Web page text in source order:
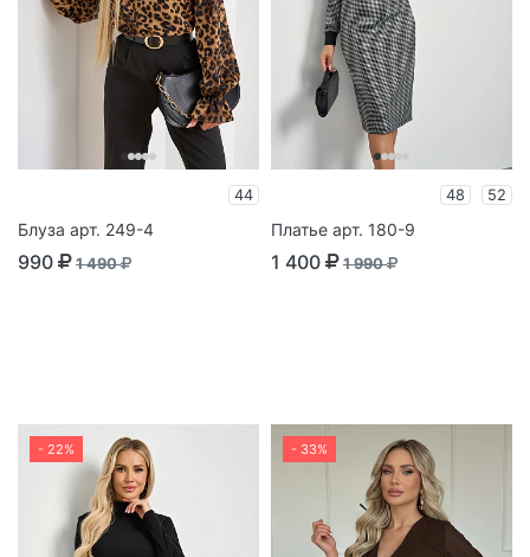
44
Блуза арт. 249-4
990 1 490
48 52
Платье арт. 180-9
1 400 1 990
- 22% - 33%